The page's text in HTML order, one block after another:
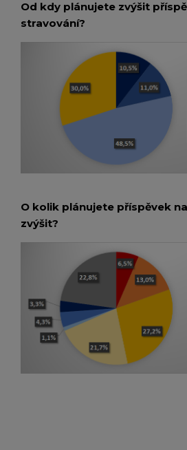
Od kdy plánujete zvýšit
stravování?
O kolik plánujete příspěvek
zvýšit?